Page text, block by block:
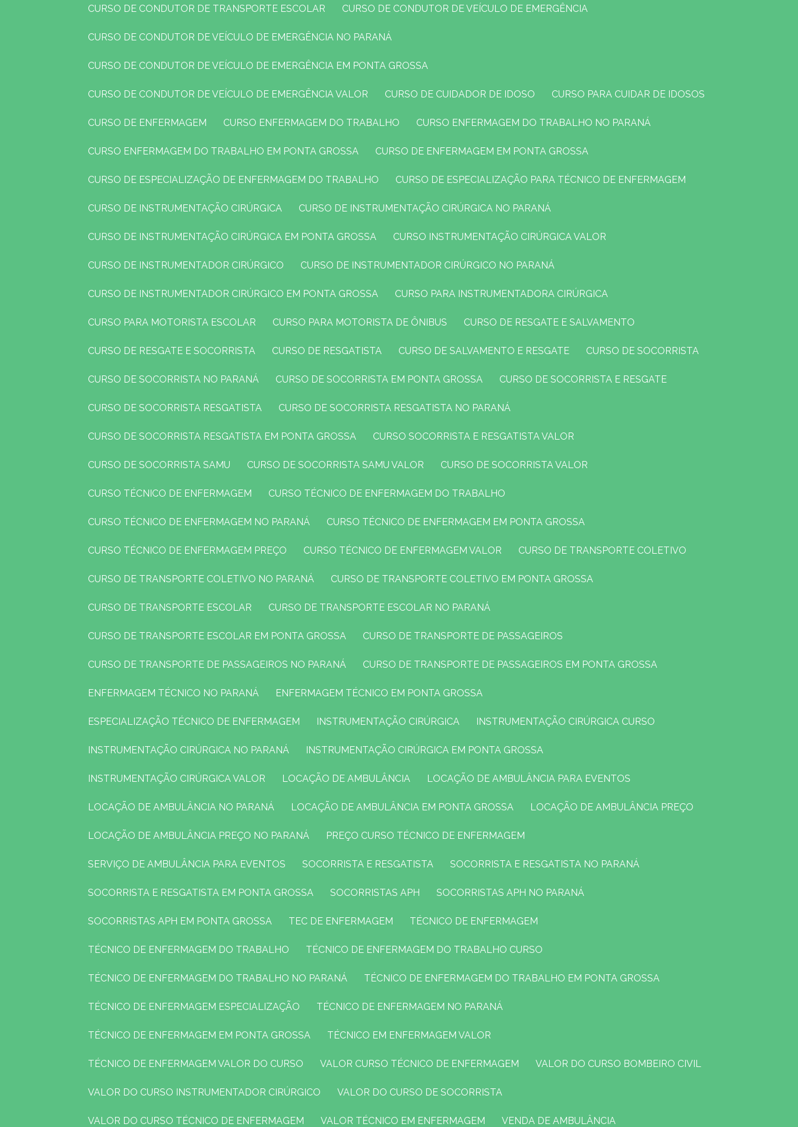
CURSO DE CONDUTOR DE TRANSPORTE ESCOLAR CURSO DE CONDUTOR DE VEÍCULO DE EMERGÊNCIA
CURSO DE CONDUTOR DE VEÍCULO DE EMERGÊNCIA NO PARANÁ
CURSO DE CONDUTOR DE VEÍCULO DE EMERGÊNCIA EM PONTA GROSSA
CURSO DE CONDUTOR DE VEÍCULO DE EMERGÊNCIA VALOR CURSO DE CUIDADOR DE IDOSO CURSO PARA CUIDAR DE IDOSOS
CURSO DE ENFERMAGEM CURSO ENFERMAGEM DO TRABALHO CURSO ENFERMAGEM DO TRABALHO NO PARANÁ
CURSO ENFERMAGEM DO TRABALHO EM PONTA GROSSA CURSO DE ENFERMAGEM EM PONTA GROSSA
CURSO DE ESPECIALIZAÇÃO DE ENFERMAGEM DO TRABALHO CURSO DE ESPECIALIZAÇÃO PARA TÉCNICO DE ENFERMAGEM
CURSO DE INSTRUMENTAÇÃO CIRÚRGICA CURSO DE INSTRUMENTAÇÃO CIRÚRGICA NO PARANÁ
CURSO DE INSTRUMENTAÇÃO CIRÚRGICA EM PONTA GROSSA CURSO INSTRUMENTAÇÃO CIRÚRGICA VALOR
CURSO DE INSTRUMENTADOR CIRÚRGICO CURSO DE INSTRUMENTADOR CIRÚRGICO NO PARANÁ
CURSO DE INSTRUMENTADOR CIRÚRGICO EM PONTA GROSSA CURSO PARA INSTRUMENTADORA CIRÚRGICA
CURSO PARA MOTORISTA ESCOLAR CURSO PARA MOTORISTA DE ÔNIBUS CURSO DE RESGATE E SALVAMENTO
CURSO DE RESGATE E SOCORRISTA CURSO DE RESGATISTA CURSO DE SALVAMENTO E RESGATE CURSO DE SOCORRISTA
CURSO DE SOCORRISTA NO PARANÁ CURSO DE SOCORRISTA EM PONTA GROSSA CURSO DE SOCORRISTA E RESGATE
CURSO DE SOCORRISTA RESGATISTA CURSO DE SOCORRISTA RESGATISTA NO PARANÁ
CURSO DE SOCORRISTA RESGATISTA EM PONTA GROSSA CURSO SOCORRISTA E RESGATISTA VALOR
CURSO DE SOCORRISTA SAMU CURSO DE SOCORRISTA SAMU VALOR CURSO DE SOCORRISTA VALOR
CURSO TÉCNICO DE ENFERMAGEM CURSO TÉCNICO DE ENFERMAGEM DO TRABALHO
CURSO TÉCNICO DE ENFERMAGEM NO PARANÁ CURSO TÉCNICO DE ENFERMAGEM EM PONTA GROSSA
CURSO TÉCNICO DE ENFERMAGEM PREÇO CURSO TÉCNICO DE ENFERMAGEM VALOR CURSO DE TRANSPORTE COLETIVO
CURSO DE TRANSPORTE COLETIVO NO PARANÁ CURSO DE TRANSPORTE COLETIVO EM PONTA GROSSA
CURSO DE TRANSPORTE ESCOLAR CURSO DE TRANSPORTE ESCOLAR NO PARANÁ
CURSO DE TRANSPORTE ESCOLAR EM PONTA GROSSA CURSO DE TRANSPORTE DE PASSAGEIROS
CURSO DE TRANSPORTE DE PASSAGEIROS NO PARANÁ CURSO DE TRANSPORTE DE PASSAGEIROS EM PONTA GROSSA
ENFERMAGEM TÉCNICO NO PARANÁ ENFERMAGEM TÉCNICO EM PONTA GROSSA
ESPECIALIZAÇÃO TÉCNICO DE ENFERMAGEM INSTRUMENTAÇÃO CIRÚRGICA INSTRUMENTAÇÃO CIRÚRGICA CURSO
INSTRUMENTAÇÃO CIRÚRGICA NO PARANÁ INSTRUMENTAÇÃO CIRÚRGICA EM PONTA GROSSA
INSTRUMENTAÇÃO CIRÚRGICA VALOR LOCAÇÃO DE AMBULÂNCIA LOCAÇÃO DE AMBULÂNCIA PARA EVENTOS
LOCAÇÃO DE AMBULÂNCIA NO PARANÁ LOCAÇÃO DE AMBULÂNCIA EM PONTA GROSSA LOCAÇÃO DE AMBULÂNCIA PREÇO
LOCAÇÃO DE AMBULÂNCIA PREÇO NO PARANÁ PREÇO CURSO TÉCNICO DE ENFERMAGEM
SERVIÇO DE AMBULÂNCIA PARA EVENTOS SOCORRISTA E RESGATISTA SOCORRISTA E RESGATISTA NO PARANÁ
SOCORRISTA E RESGATISTA EM PONTA GROSSA SOCORRISTAS APH SOCORRISTAS APH NO PARANÁ
SOCORRISTAS APH EM PONTA GROSSA TEC DE ENFERMAGEM TÉCNICO DE ENFERMAGEM
TÉCNICO DE ENFERMAGEM DO TRABALHO TÉCNICO DE ENFERMAGEM DO TRABALHO CURSO
TÉCNICO DE ENFERMAGEM DO TRABALHO NO PARANÁ TÉCNICO DE ENFERMAGEM DO TRABALHO EM PONTA GROSSA
TÉCNICO DE ENFERMAGEM ESPECIALIZAÇÃO TÉCNICO DE ENFERMAGEM NO PARANÁ
TÉCNICO DE ENFERMAGEM EM PONTA GROSSA TÉCNICO EM ENFERMAGEM VALOR
TÉCNICO DE ENFERMAGEM VALOR DO CURSO VALOR CURSO TÉCNICO DE ENFERMAGEM VALOR DO CURSO BOMBEIRO CIVIL
VALOR DO CURSO INSTRUMENTADOR CIRÚRGICO VALOR DO CURSO DE SOCORRISTA
VALOR DO CURSO TÉCNICO DE ENFERMAGEM VALOR TÉCNICO EM ENFERMAGEM VENDA DE AMBULÂNCIA